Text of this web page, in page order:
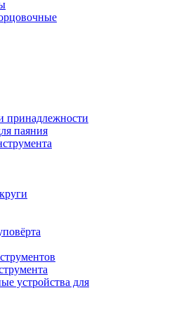
принадлежности
паяния
устройства для